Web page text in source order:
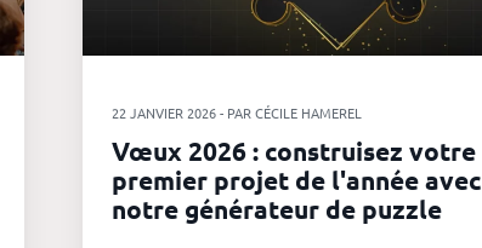
22 JANVIER 2026 - PAR CÉCILE HAMEREL
Vœux 2026 : construisez votre
premier projet de l'année avec
notre générateur de puzzle